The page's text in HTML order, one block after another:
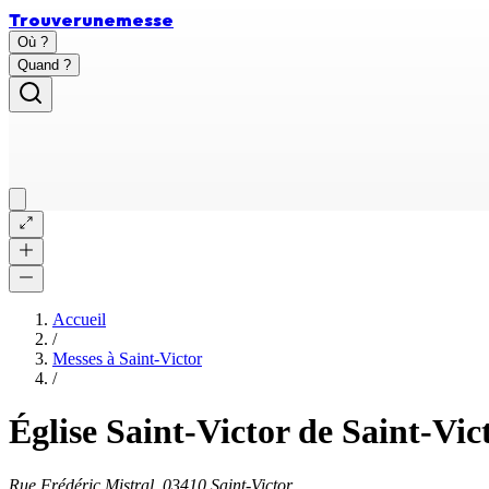
Trouverunemesse
Où ?
Quand ?
Accueil
/
Messes à Saint-Victor
/
Église Saint-Victor de Saint-
Rue Frédéric Mistral, 03410 Saint-Victor